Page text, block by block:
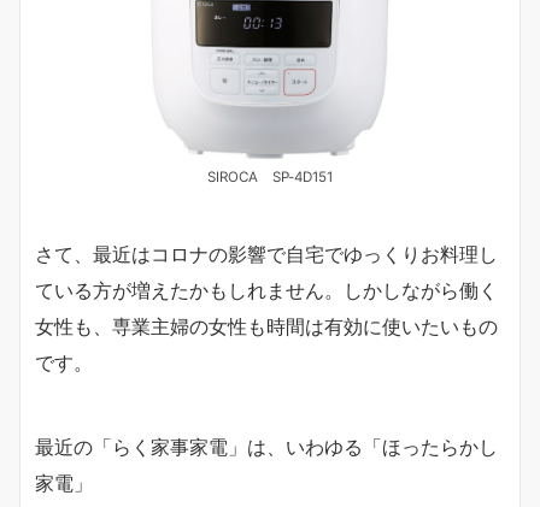
SIROCA SP-4D151
さて、最近はコロナの影響で自宅でゆっくりお料理し
ている方が増えたかもしれません。しかしながら働く
女性も、専業主婦の女性も時間は有効に使いたいもの
です。
最近の「らく家事家電」は、いわゆる「ほったらかし
家電」